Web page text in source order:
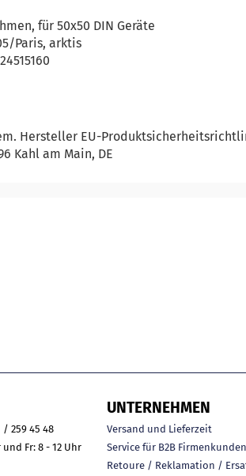
für 50x50 DIN Geräte
Paris, arktis
Hersteller EU-
Kahl am Main, DE
/ 259 45 48
Fr: 8 - 12 Uhr
UNTERNEHMEN
Versand und Lieferzeit
Service für B2B Firmenkunden
Retoure / Reklamation /